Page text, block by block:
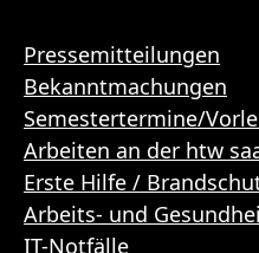
Pressemitteilungen
Bekanntmachungen
Semestertermine/
Arbeiten an der htw
Erste Hilfe /
Arbeits- und
IT-Notfälle